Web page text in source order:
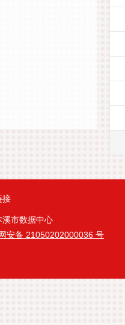
接
市数据中心
安备 21050202000036 号